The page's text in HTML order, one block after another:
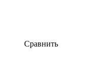
Сравнить